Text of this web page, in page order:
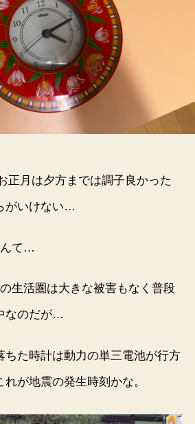
正月は夕方までは調子良かった
がいけない…
んて…
生活圏は大きな被害もなく普段
なのだが…
ちた時計は動力の単三電池が行方
が地震の発生時刻かな。